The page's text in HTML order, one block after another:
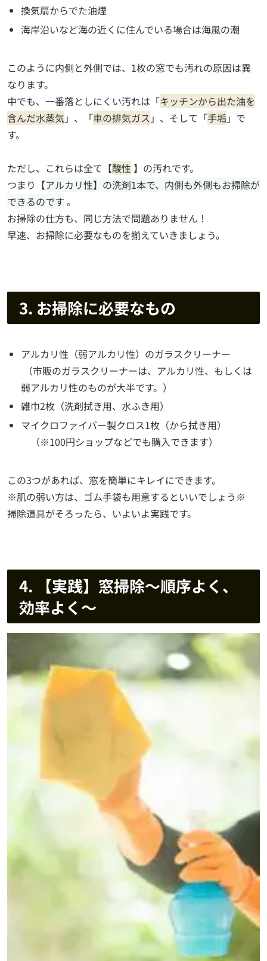
換気扇からでた油煙
海岸沿いなど海の近くに住んでいる場合は海風の潮
このように内側と外側では、1枚の窓でも汚れの原因は異
なります。
中でも、一番落としにくい汚れは「キッチンから出た油を
含んだ水蒸気」、「車の排気ガス 」、そして「手垢」で
す。
ただし、これらは全て【酸性 】の汚れです。
つまり【アルカリ性】の洗剤1本で、内側も外側もお掃除が
できるのです 。
お掃除の仕方も、同じ方法で問題ありません！
早速、お掃除に必要なものを揃えていきましょう。
3. お掃除に必要なもの
アルカリ性（弱アルカリ性）のガラスクリーナー
（市販のガラスクリーナーは、アルカリ性、もしくは
弱アルカリ性のものが大半です。）
雑巾2枚（洗剤拭き用、水ふき用）
マイクロファイバー製クロス1枚（から拭き用）
（※100円ショップなどでも購入できます）
この3つがあれば、窓を簡単にキレイにできます。
※肌の弱い方は、ゴム手袋も用意するといいでしょう※
掃除道具がそろったら、いよいよ実践です。
4. 【実践】窓掃除～順序よく、
効率よく～